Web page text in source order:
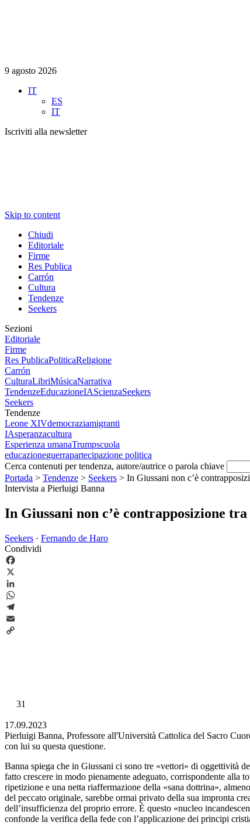
9 agosto 2026
IT
ES
IT
Iscriviti alla newsletter
Skip to content
Chiudi
Editoriale
Firme
Res Publica
Carrón
Cultura
Tendenze
Seekers
Sezioni
Editoriale
Firme
Res PublicaPoliticaReligione
Carrón
CulturaLibriMúsicaNarrativa
TendenzeEducazioneIAScienzaSeekers
Seekers
Tendenze
Leone XIVdemocraziamigranti
IAsperanzacultura
Esperienza umanaTrumpscuola
educazioneguerrapartecipazione politica
Cerca contenuti per tendenza, autore/autrice o parola chiave
Portada > Tendenze > Seekers > In Giussani non c’è
Intervista a Pierluigi Banna
In Giussani non c’è contrapposizione
Seekers · Fernando de Haro
Condividi
Facebook
X
LinkedIn
WhatsApp
Telegram
Email
31
17.09.2023
Pierluigi Banna, Professore all'Università Cattolica del Sacro
con lui su questa questione.
Banna spiega che in Giussani ci sono tre «vettori» di oggettività
fatto crescere in modo pienamente adeguato, corrispondente alla
ripetizione e una netta riaffermazione della «sana dottrina»,
del peccato originale, sarebbe ormai privato della sua impronta
dell’insufficienza del proprio errore. È questo «nucleo
confonde la verifica della fede con l’applicazione dei principi